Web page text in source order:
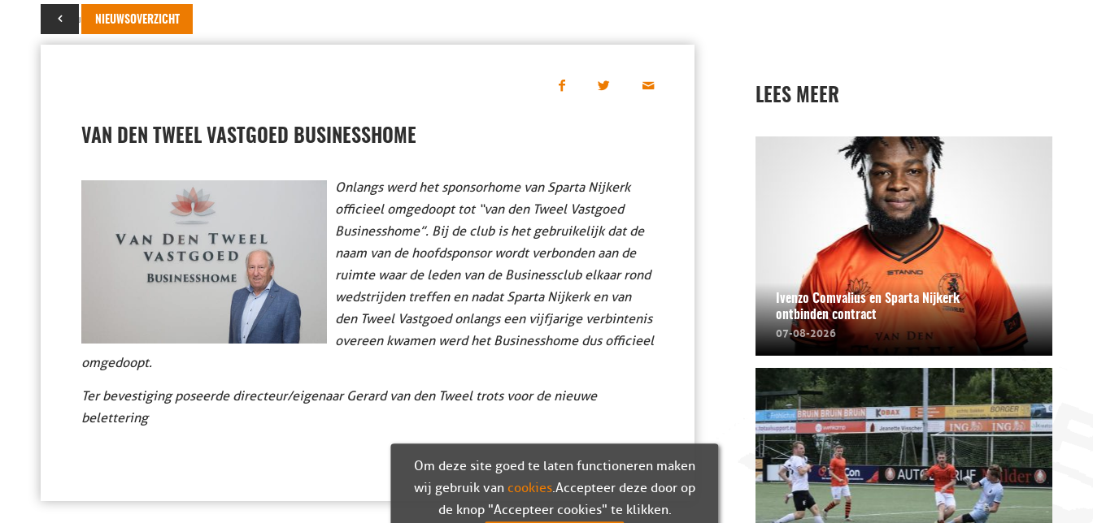
NIEUWSOVERZICHT
11 augustus 2020
VAN DEN TWEEL VASTGOED BUSINESSHOME
Onlangs werd het sponsorhome van Sparta Nijkerk
officieel omgedoopt tot “van den Tweel Vastgoed
Businesshome”. Bij de club is het gebruikelijk dat de
naam van de hoofdsponsor wordt verbonden aan de
ruimte waar de leden van de Businessclub elkaar rond
wedstrijden treffen en nadat Sparta Nijkerk en van
den Tweel Vastgoed onlangs een vijfjarige verbintenis
overeen kwamen werd het Businesshome dus officieel
omgedoopt.
Ter bevestiging poseerde directeur/eigenaar Gerard van den Tweel trots voor de nieuwe
belettering
LEES MEER
Ivenzo Comvalius en Sparta Nijkerk
ontbinden contract
07-08-2026
Om deze site goed te laten functioneren maken
wij gebruik van cookies. Accepteer deze door op
de knop "Accepteer cookies" te klikken.